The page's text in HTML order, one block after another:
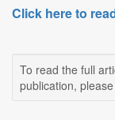
Click here to
To read the full
publication, please